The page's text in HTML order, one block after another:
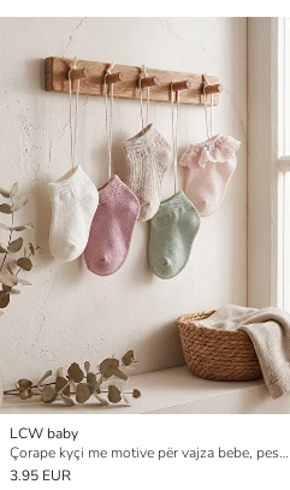
LCW baby
Çorape kyçi me motive për vajza bebe, pesë-pako
3.95 EUR